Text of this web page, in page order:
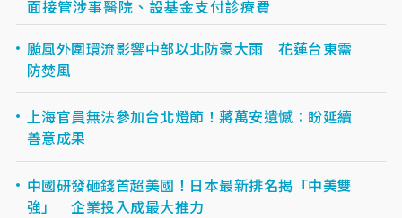
面接管涉事醫院、設基金支付診療費
颱風外圍環流影響中部以北防豪大雨 花蓮台東需
防焚風
上海官員無法參加台北燈節！蔣萬安遺憾：盼延續
善意成果
中國研發砸錢首超美國！日本最新排名揭「中美雙
強」 企業投入成最大推力